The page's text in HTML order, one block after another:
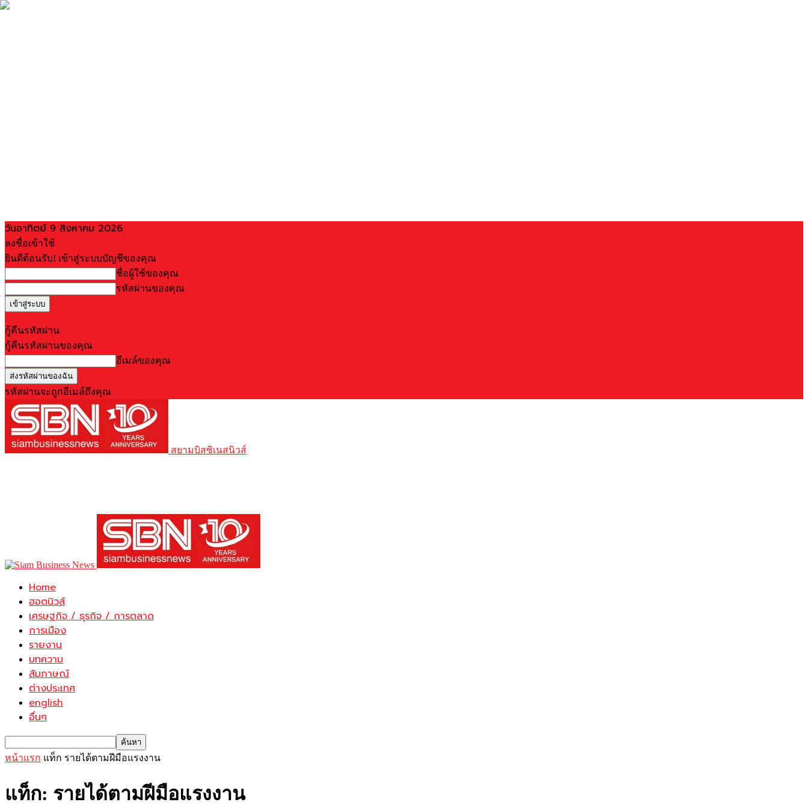
วันอาทิตย์ 9 สิงหาคม 2026
ลงชื่อเข้าใช้
ยินดีต้อนรับ! เข้าสู่ระบบบัญชีของคุณ
ชื่อผู้ใช้ของคุณ
รหัสผ่านของคุณ
กู้คืนรหัสผ่าน
กู้คืนรหัสผ่านของคุณ
อีเมล์ของคุณ
รหัสผ่านจะถูกอีเมล์ถึงคุณ
สยามบิสซิเนสนิวส์
Home
ฮอตนิวส์
เศรษฐกิจ / ธุรกิจ / การตลาด
การเมือง
รายงาน
บทความ
สัมภาษณ์
ต่างประเทศ
english
อื่นๆ
หน้าแรก แท็ก รายได้ตามฝีมือแรงงาน
แท็ก: รายได้ตามฝีมือแรงงาน